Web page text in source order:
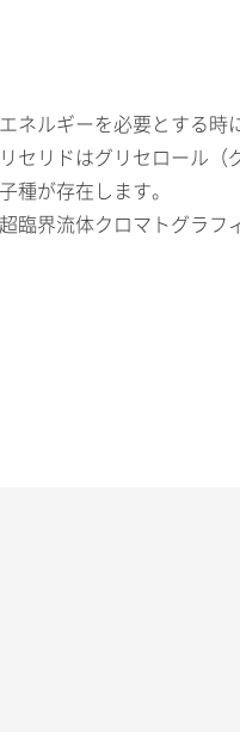
ルギーを必要とする時
リドはグリセロール
種が存在します。
界流体クロマトグラフ